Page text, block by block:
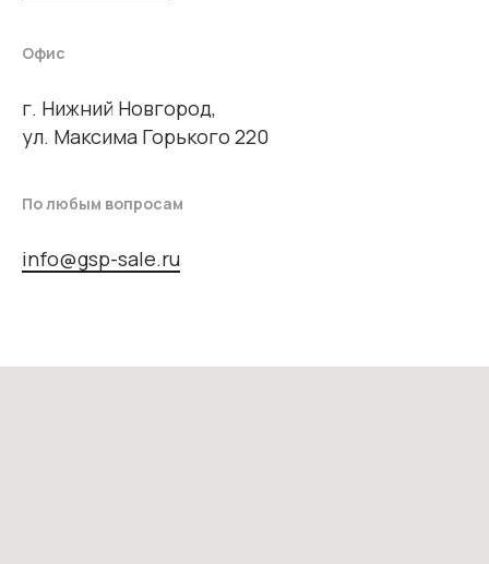
Офис
г. Нижний Новгород,
ул. Максима Горького 220
По любым вопросам
info@gsp-sale.ru